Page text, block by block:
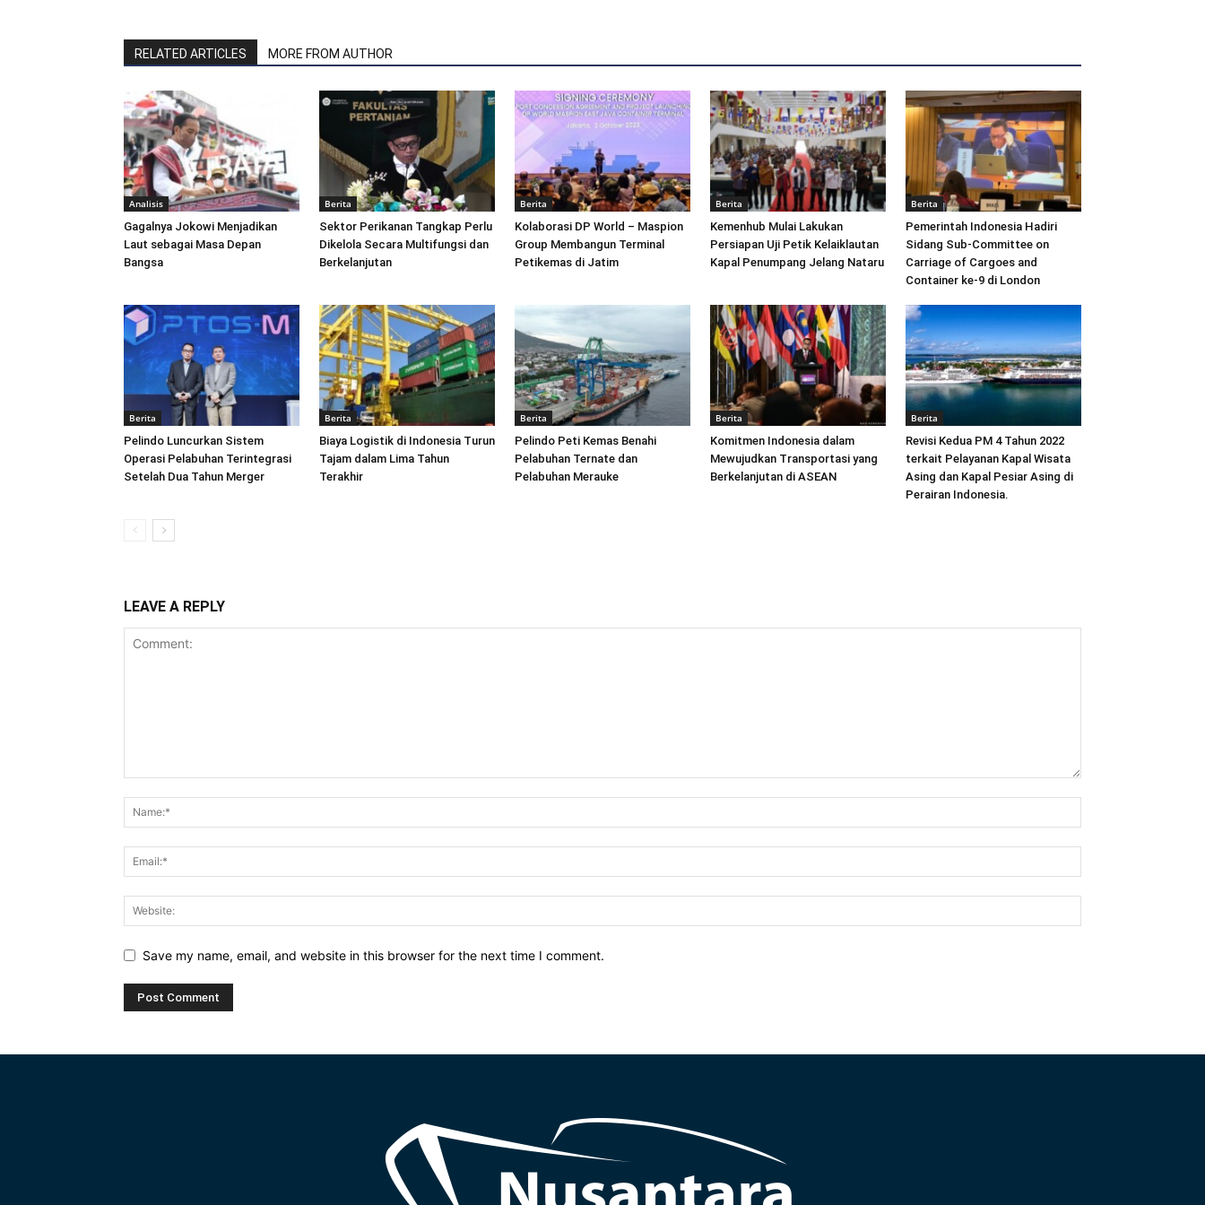
RELATED ARTICLES MORE FROM AUTHOR
Analisis
Gagalnya Jokowi Menjadikan
Laut sebagai Masa Depan
Bangsa
Berita
Sektor Perikanan Tangkap Perlu
Dikelola Secara Multifungsi dan
Berkelanjutan
Berita
Kolaborasi DP World – Maspion
Group Membangun Terminal
Petikemas di Jatim
Berita
Kemenhub Mulai Lakukan
Persiapan Uji Petik Kelaiklautan
Kapal Penumpang Jelang Nataru
Berita
Pemerintah Indonesia Hadiri
Sidang Sub-Committee on
Carriage of Cargoes and
Container ke-9 di London
Berita
Pelindo Luncurkan Sistem
Operasi Pelabuhan Terintegrasi
Setelah Dua Tahun Merger
Berita
Biaya Logistik di Indonesia Turun
Tajam dalam Lima Tahun
Terakhir
Berita
Pelindo Peti Kemas Benahi
Pelabuhan Ternate dan
Pelabuhan Merauke
Berita
Komitmen Indonesia dalam
Mewujudkan Transportasi yang
Berkelanjutan di ASEAN
Berita
Revisi Kedua PM 4 Tahun 2022
terkait Pelayanan Kapal Wisata
Asing dan Kapal Pesiar Asing di
Perairan Indonesia.
LEAVE A REPLY
Save my name, email, and website in this browser for the next time I comment.